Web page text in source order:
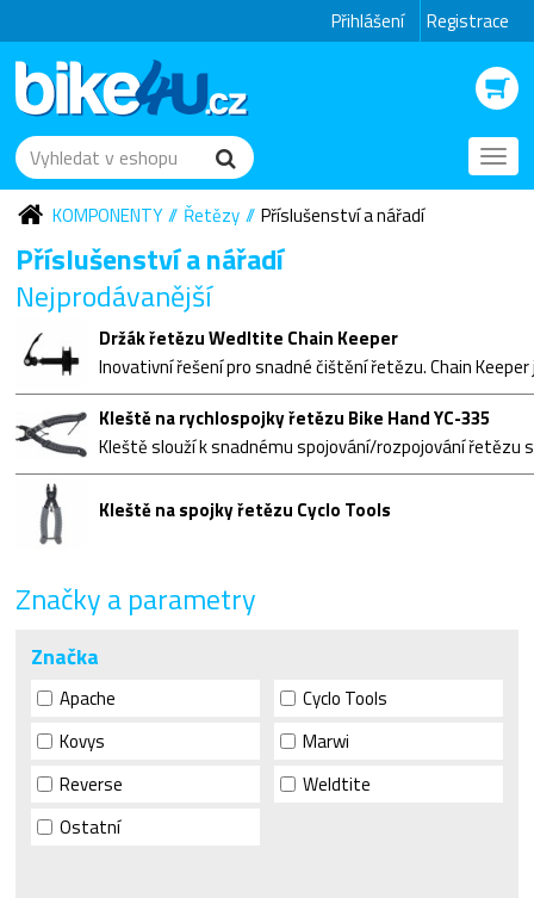
Přihlášení Registrace
KOMPONENTY
Řetězy Příslušenství a nářadí
Příslušenství a nářadí
Nejprodávanější
Držák řetězu Wedltite Chain Keeper
Kleště na rychlospojky řetězu Bike Hand YC-335
Kleště na spojky řetězu Cyclo Tools
Značky a parametry
Značka
Apache
Cyclo Tools
Kovys
Marwi
Reverse
Weldtite
Ostatní